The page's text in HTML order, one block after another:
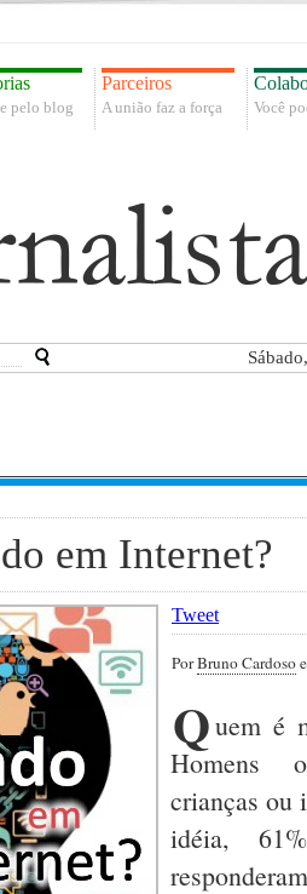
pelo blog
Parceiros
A união faz a força Você
em Internet?
Tweet
PorBruno Cardoso
Quem é
Homens
crianças ou
idéia,